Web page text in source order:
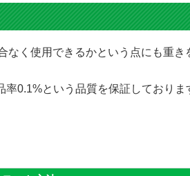
なく使用できるかという点にも重き
0.1%という品質を保証しておりま